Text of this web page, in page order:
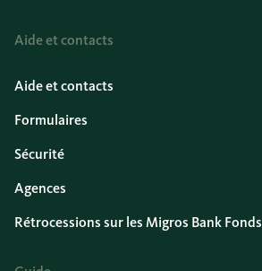
Aide et contacts
Aide et contacts
Formulaires
Sécurité
Agences
Rétrocessions sur les Migros Bank Fonds